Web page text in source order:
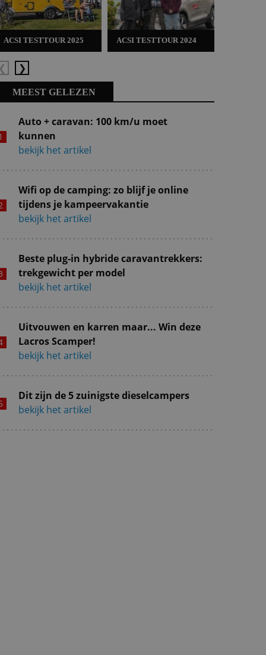
ACSI TESTTOUR 2025 ACSI TESTTOUR 2024
Volgende
MEEST GELEZEN
Auto + caravan: 100 km/u moet
kunnen
bekijk het artikel
Wifi op de camping: zo blijf je online
tijdens je kampeervakantie
bekijk het artikel
Beste plug-in hybride caravantrekkers:
trekgewicht per model
bekijk het artikel
Uitvouwen en karren maar... Win deze
Lacros Scamper!
bekijk het artikel
Dit zijn de 5 zuinigste dieselcampers
bekijk het artikel